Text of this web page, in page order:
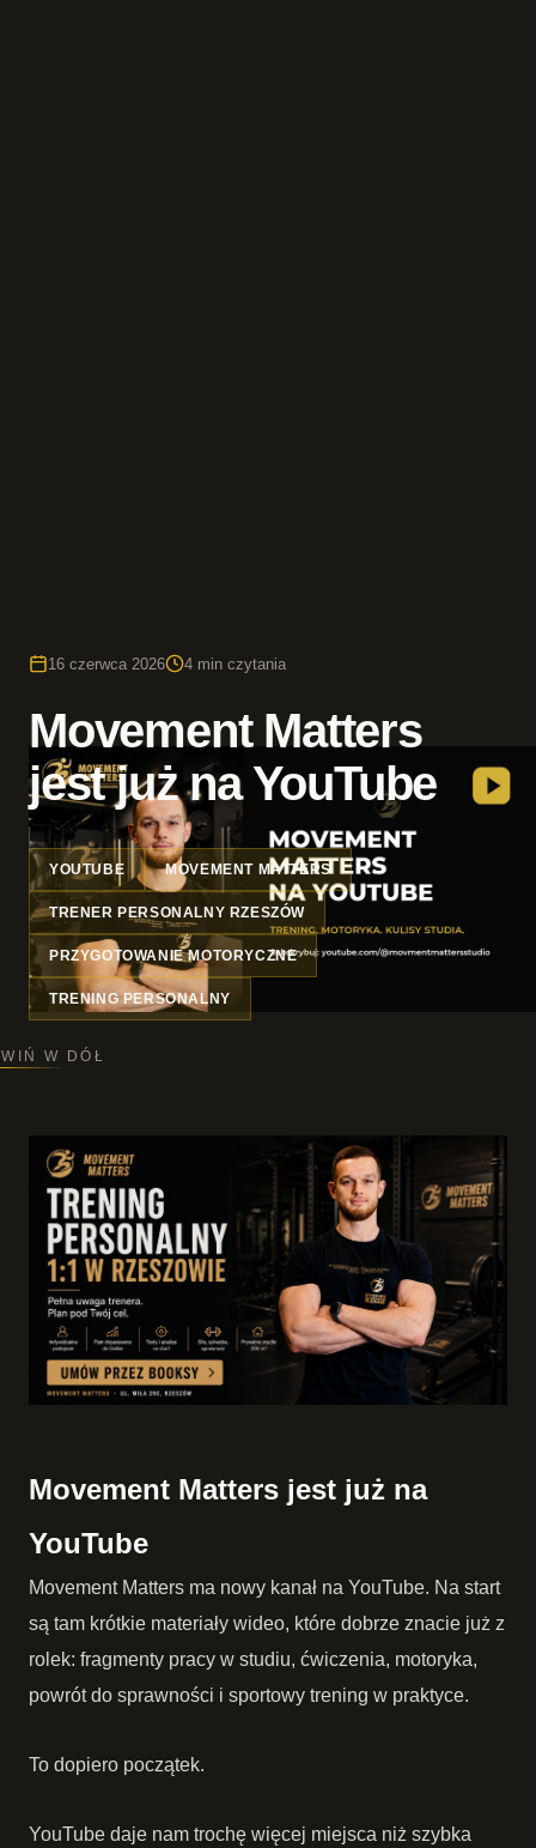
16 czerwca 2026 4 min czytania
Movement Matters
jest już na YouTube
YOUTUBE MOVEMENT MATTERS
TRENER PERSONALNY RZESZÓW
PRZYGOTOWANIE MOTORYCZNE
TRENING PERSONALNY
W DÓŁ
Movement Matters jest już na
YouTube
Movement Matters ma nowy kanał na YouTube. Na start
są tam krótkie materiały wideo, które dobrze znacie już z
rolek: fragmenty pracy w studiu, ćwiczenia, motoryka,
powrót do sprawności i sportowy trening w praktyce.
To dopiero początek.
YouTube daje nam trochę więcej miejsca niż szybka